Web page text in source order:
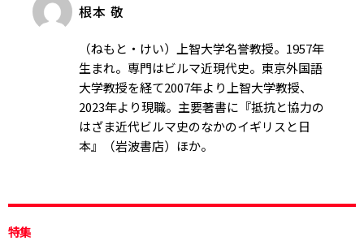
根本 敬
（ねもと・けい）上智大学名誉教授。1957年
生まれ。専門はビルマ近現代史。東京外国語
大学教授を経て2007年より上智大学教授、
2023年より現職。主要著書に『抵抗と協力の
はざま――近代ビルマ史のなかのイギリスと日
本』（岩波書店）ほか。
特集